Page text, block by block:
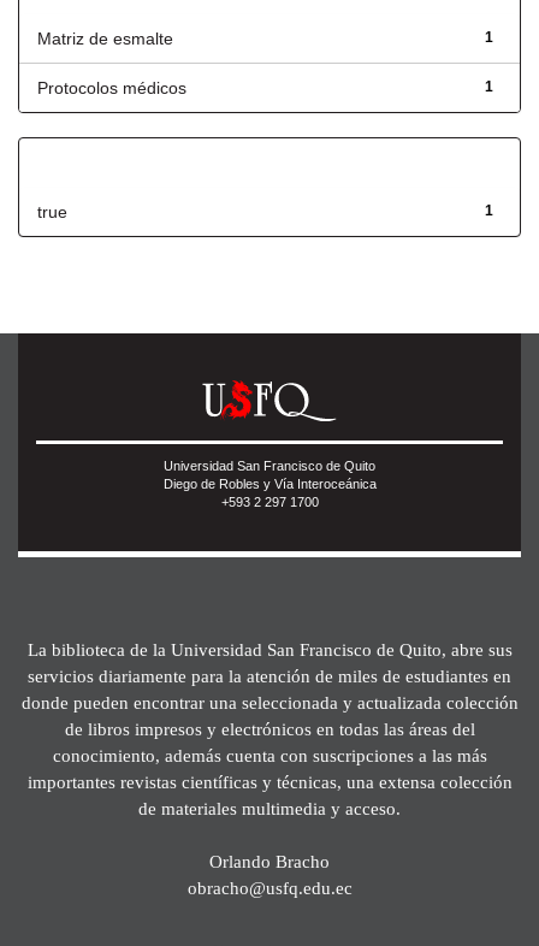
1
Matriz de esmalte
1
Protocolos médicos
1
true
Universidad San Francisco de Quito
Diego de Robles y Vía Interoceánica
+593 2 297 1700
La biblioteca de la Universidad San Francisco de Quito, abre sus
servicios diariamente para la atención de miles de estudiantes en
donde pueden encontrar una seleccionada y actualizada colección
de libros impresos y electrónicos en todas las áreas del
conocimiento, además cuenta con suscripciones a las más
importantes revistas científicas y técnicas, una extensa colección
de materiales multimedia y acceso.
Orlando Bracho
obracho@usfq.edu.ec